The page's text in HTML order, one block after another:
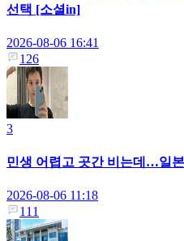
선택 [소셜in]
2026-08-06 16:41
126
3
민생 어렵고 곳간 비는데…일
2026-08-06 11:18
111